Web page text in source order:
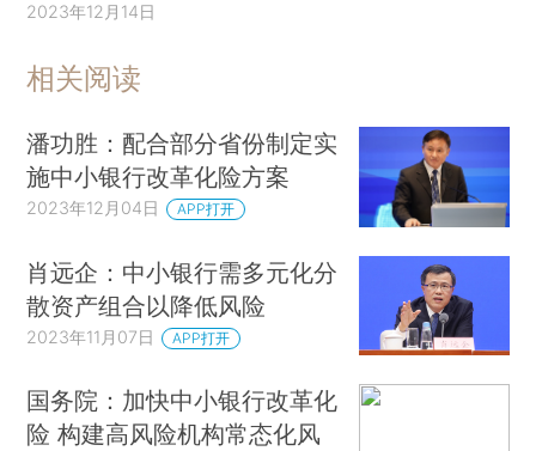
2023年12月14日
相关阅读
潘功胜：配合部分省份制定实
施中小银行改革化险方案
2023年12月04日 APP打开
肖远企：中小银行需多元化分
散资产组合以降低风险
2023年11月07日 APP打开
国务院：加快中小银行改革化
险 构建高风险机构常态化风